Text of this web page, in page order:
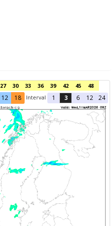
27 30 33 36 39 42 45
48
12 18 Interval 1 3 6 12 24